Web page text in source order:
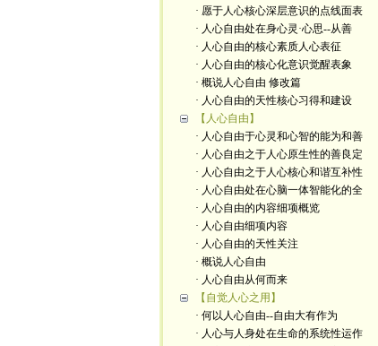
· 愿于人心核心深层意识的点线面表
· 人心自由处在身心灵·心思--从善
· 人心自由的核心素质人心表征
· 人心自由的核心化意识觉醒表象
· 概说人心自由 修改篇
· 人心自由的天性核心习得和建设
【人心自由】
· 人心自由于心灵和心智的能为和善
· 人心自由之于人心原生性的善良定
· 人心自由之于人心核心和谐互补性
· 人心自由处在心脑一体智能化的全
· 人心自由的内容细项概览
· 人心自由细项内容
· 人心自由的天性关注
· 概说人心自由
· 人心自由从何而来
【自觉人心之用】
· 何以人心自由--自由大有作为
· 人心与人身处在生命的系统性运作